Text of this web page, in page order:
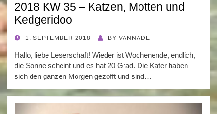
2018 KW 35 – Katzen, Motten und
Kedgeridoo
POSTED
1. SEPTEMBER 2018 BY VANNADE
Hallo, liebe Leserschaft! Wieder ist Wochenende, endlich,
die Sonne scheint und es hat 20 Grad. Die Kater haben
sich den ganzen Morgen gezofft und sind…